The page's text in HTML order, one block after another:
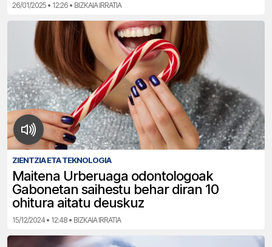
26/01/2025 • 12:26 • BIZKAIA IRRATIA
ZIENTZIA ETA TEKNOLOGIA
Maitena Urberuaga odontologoak
Gabonetan saihestu behar diran 10
ohitura aitatu deuskuz
15/12/2024 • 12:48 • BIZKAIA IRRATIA